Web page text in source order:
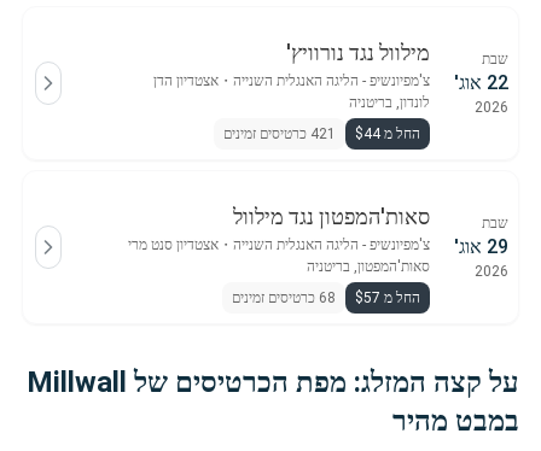
שבת
22 אוג'
2026
מילוול נגד נורוויץ'
צ'מפיונשיפ - הליגה האנגלית השנייה ・ אצטדיון הדן
לונדון, בריטניה
החל מ $44
421 כרטיסים זמינים
שבת
29 אוג'
2026
סאות'המפטון נגד מילוול
צ'מפיונשיפ - הליגה האנגלית השנייה ・ אצטדיון סנט מרי
סאות'המפטון, בריטניה
החל מ $57
68 כרטיסים זמינים
על קצה המזלג: מפת הכרטיסים של Millwall
במבט מהיר